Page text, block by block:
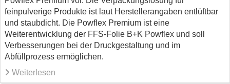
feinpulverige Produkte ist laut Herstellerangaben entlüftbar
und staubdicht. Die Powflex Premium ist eine
Weiterentwicklung der FFS-Folie B+K Powflex und soll
Verbesserungen bei der Druckgestaltung und im
Abfüllprozess ermöglichen.
Weiterlesen